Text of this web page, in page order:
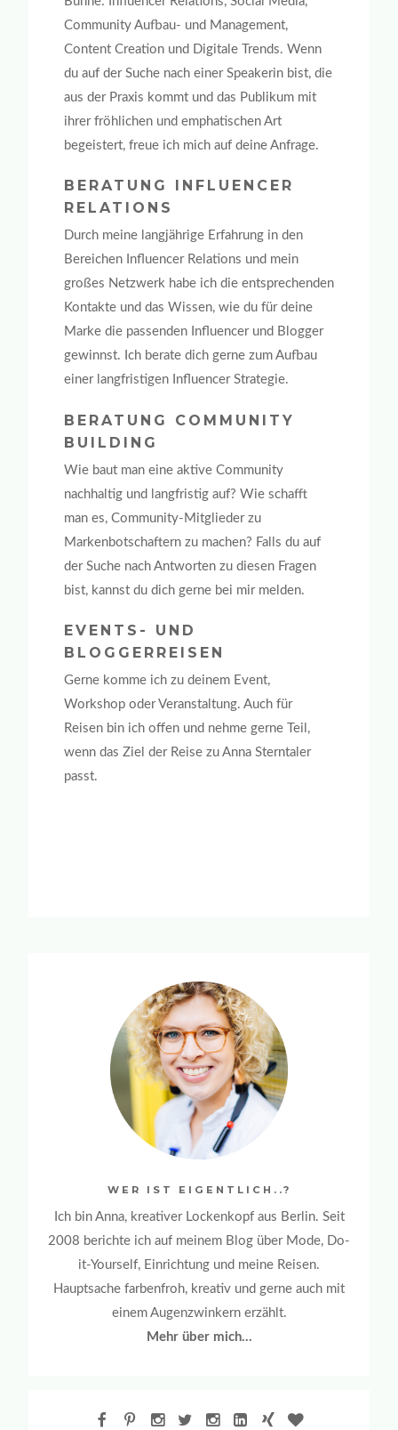
Community Aufbau- und Management,
Content Creation und Digitale Trends. Wenn
du auf der Suche nach einer Speakerin bist, die
aus der Praxis kommt und das Publikum mit
ihrer fröhlichen und emphatischen Art
begeistert, freue ich mich auf deine Anfrage.
BERATUNG INFLUENCER
RELATIONS
Durch meine langjährige Erfahrung in den
Bereichen Influencer Relations und mein
großes Netzwerk habe ich die entsprechenden
Kontakte und das Wissen, wie du für deine
Marke die passenden Influencer und Blogger
gewinnst. Ich berate dich gerne zum Aufbau
einer langfristigen Influencer Strategie.
BERATUNG COMMUNITY
BUILDING
Wie baut man eine aktive Community
nachhaltig und langfristig auf? Wie schafft
man es, Community-Mitglieder zu
Markenbotschaftern zu machen? Falls du auf
der Suche nach Antworten zu diesen Fragen
bist, kannst du dich gerne bei mir melden.
EVENTS- UND
BLOGGERREISEN
Gerne komme ich zu deinem Event,
Workshop oder Veranstaltung. Auch für
Reisen bin ich offen und nehme gerne Teil,
wenn das Ziel der Reise zu Anna Sterntaler
passt.
WER IST EIGENTLICH..?
Ich bin Anna, kreativer Lockenkopf aus Berlin. Seit
2008 berichte ich auf meinem Blog über Mode, Do-
it-Yourself, Einrichtung und meine Reisen.
Hauptsache farbenfroh, kreativ und gerne auch mit
einem Augenzwinkern erzählt.
Mehr über mich...